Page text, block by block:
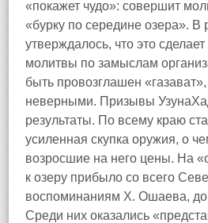
«покажет чудо»: совершит
«бурку по середине озера». В
утверждалось, что это
молитвы по замыслам
быть провозглашен
неверными. Призывы
результаты. По всему краю
усиленная скупка оружия, о
возросшие на него цены. На
к озеру прибыло со всего
воспоминаниям Х. Ошаева, до
Среди них оказались